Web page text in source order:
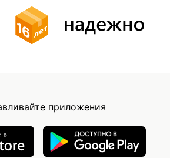
приложения